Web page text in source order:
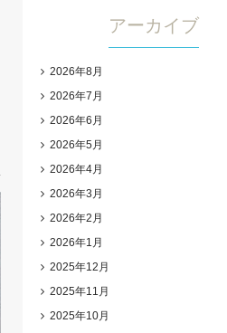
アーカイブ
2026年8月
2026年7月
2026年6月
2026年5月
2026年4月
2026年3月
2026年2月
2026年1月
2025年12月
2025年11月
2025年10月